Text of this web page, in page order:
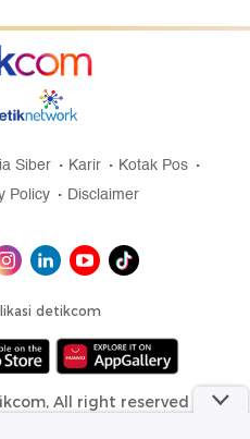
Siber Karir
Kotak Pos
Policy Disclaimer
detikcom
All right reserved